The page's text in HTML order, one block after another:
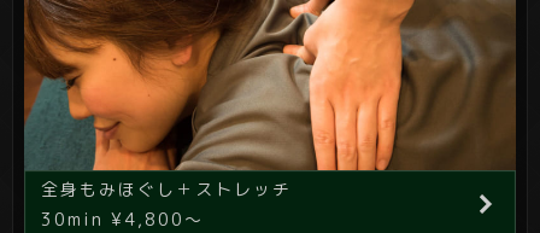
全身もみほぐし＋ストレッチ
30min ¥4,800～